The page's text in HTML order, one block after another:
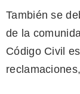
También se
de la
Código Civil